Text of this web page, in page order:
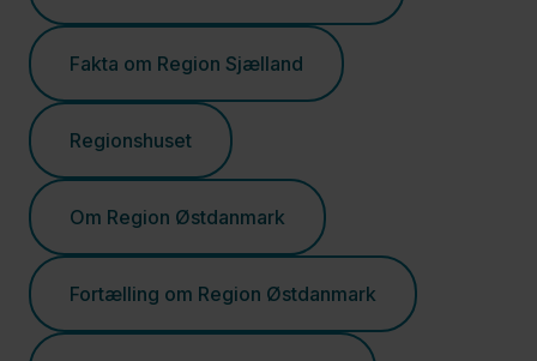
Fagfolk
Nyheder
Presse
Om
os
Kontakt
Fakta om Region Sjælland
Regionshuset
Om Region Østdanmark
Fortælling om Region Østdanmark